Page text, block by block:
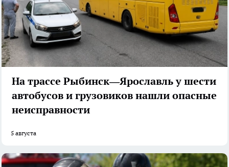
На трассе Рыбинск—Ярославль у шести
автобусов и грузовиков нашли опасные
неисправности
5 августа